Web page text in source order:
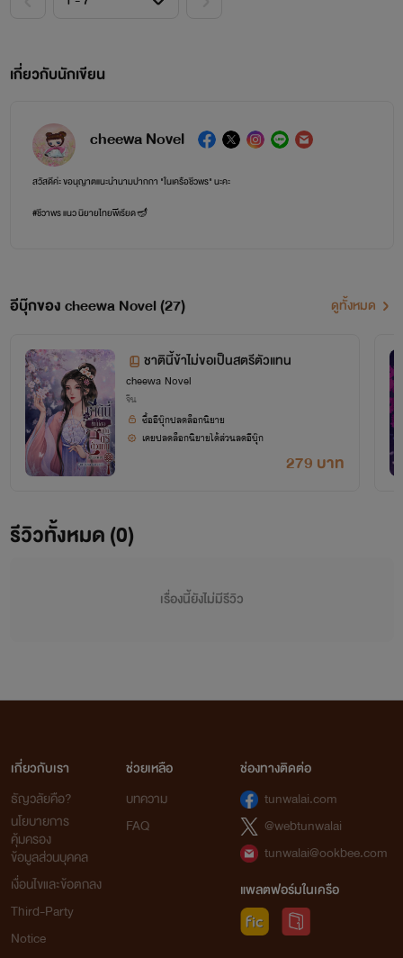
เกี่ยวกับนักเขียน
cheewa Novel
สวัสดีค่ะ ขอนุญาตแนะนำนามปากกา "ในเครือชีวพร" นะคะ
#ชีวาพร แนว นิยายไทยพีเรียด🪔
#เฉินคุน แนว นิยายจีนโบราณ ชุดยาว⛩️อีบุ๊กของ cheewa Novel (27) ดูทั้งหมด
ชาตินี้ข้าไม่ขอเป็นสตรีตัวแทน
cheewa Novel
จีน
279 บาท
ซื้ออีบุ๊กปลดล็อกนิยาย
เคยปลดล็อกนิยายได้ส่วนลดอีบุ๊ก
รีวิวทั้งหมด (0)
เรื่องนี้ยังไม่มีรีวิว
เกี่ยวกับเรา
ธัญวลัยคือ?
นโยบายการ
คุ้มครอง
ข้อมูลส่วนบุคคล
เงื่อนไขและข้อตกลง
Third-Party
Notice
ช่วยเหลือ
บทความ
FAQ
ช่องทางติดต่อ
tunwalai.com
@webtunwalai
tunwalai@ookbee.com
แพลตฟอร์มในเครือ